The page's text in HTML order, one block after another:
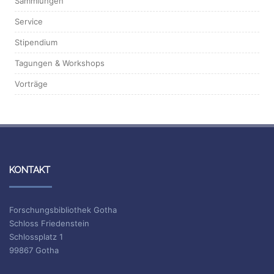
Service
Stipendium
Tagungen & Workshops
Vorträge
KONTAKT
Forschungsbibliothek Gotha
Schloss Friedenstein
Schlossplatz 1
99867 Gotha